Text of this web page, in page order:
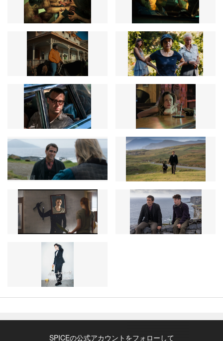
SPICEの公式アカウントをフォローして